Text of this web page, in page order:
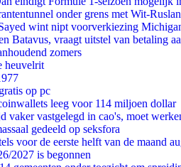
onder grens met Wit-
wint nipt voorverkiezing
Batavus, vraagt uitstel van betaling
zomers
heuvelrit
op pc
leeg voor 114 miljoen dollar
vastgelegd in cao's, moet
gedeeld op seksfora
voor de eerste helft van de maand
2027 is begonnen